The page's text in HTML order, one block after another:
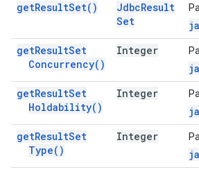
getResultSet( ) JdbcResult
Set
getResultSet
Concurrency( )
Integer
getResultSet
Holdability( )
Integer
getResultSet
Type( )
Integer